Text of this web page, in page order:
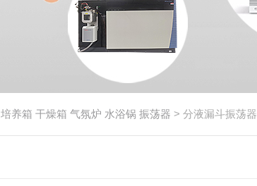
培养箱 干燥箱 气氛炉 水浴锅 振荡器 > 分液漏斗振荡器